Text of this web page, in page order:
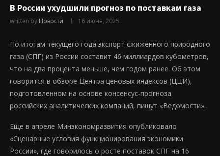
В России ухудшили прогноз по поставкам газа
written by Новости 16 июня, 2025
По итогам текущего года экспорт сжиженного природного
газа (СПГ) из России составит 46 миллиардов кубометров,
что на два процента меньше, чем годом ранее. Об этом
говорится в обзоре Центра ценовых индексов (ЦЦИ),
подготовленном на основе консенсус-прогноза
российских аналитических компаний, пишут «Ведомости».
Еще в апреле Минэкономразвития опубликовало
«Сценарные условия функционирования экономики
России», где говорилось о росте поставок СПГ на 16